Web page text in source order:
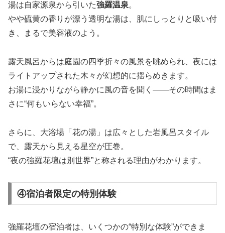
湯は自家源泉から引いた強羅温泉。
やや硫黄の香りが漂う透明な湯は、肌にしっとりと吸い付
き、まるで美容液のよう。
露天風呂からは庭園の四季折々の風景を眺められ、夜には
ライトアップされた木々が幻想的に揺らめきます。
お湯に浸かりながら静かに風の音を聞く――その時間はま
さに“何もいらない幸福”。
さらに、大浴場「花の湯」は広々とした岩風呂スタイル
で、露天から見える星空が圧巻。
“夜の強羅花壇は別世界”と称される理由がわかります。
④宿泊者限定の特別体験
強羅花壇の宿泊者は、いくつかの“特別な体験”ができま